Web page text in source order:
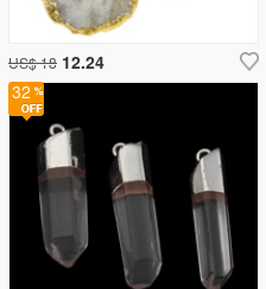
32
US$ 18 12.24